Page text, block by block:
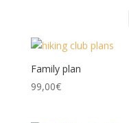
Family plan
99,00€